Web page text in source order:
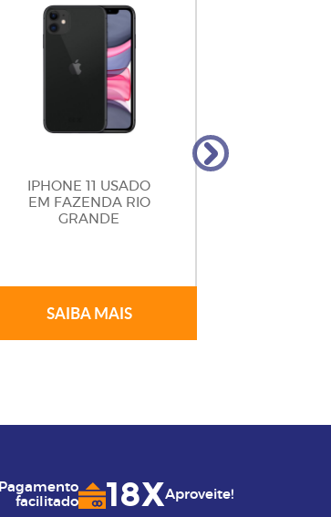
IPHONE 11 USADO
EM FAZENDA RIO
GRANDE
SAIBA MAIS
Pagamento
facilitado
18XAproveite!